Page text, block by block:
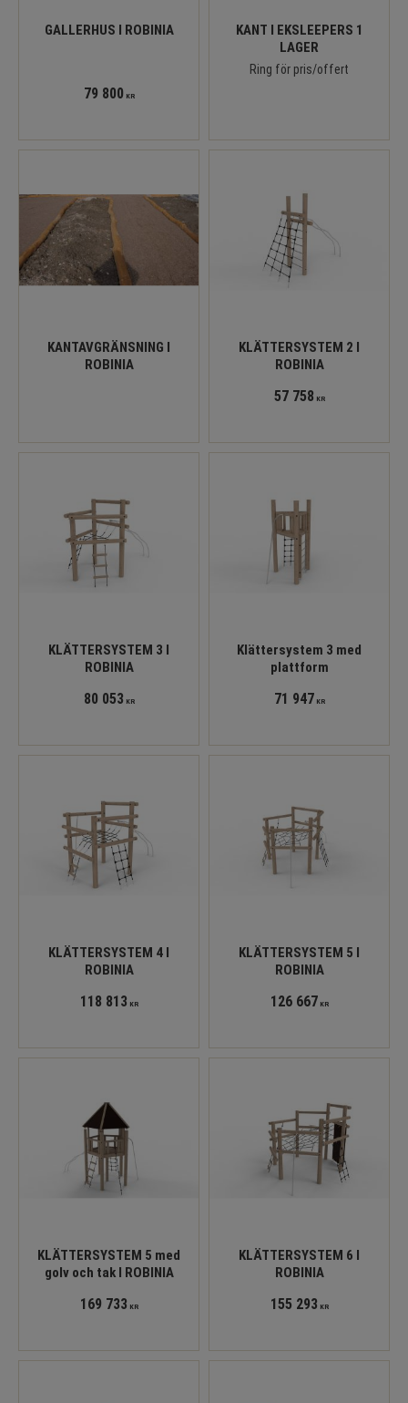
GALLERHUS I ROBINIA
79 800KR
KANT I EKSLEEPERS 1
LAGER
Ring för pris/offert
KANTAVGRÄNSNING I
ROBINIA
KLÄTTERSYSTEM 2 I
ROBINIA
57 758 KR
KLÄTTERSYSTEM 3 I
ROBINIA
80 053 KR
Klättersystem 3 med
plattform
71 947 KR
KLÄTTERSYSTEM 4 I
ROBINIA
118 813 KR
KLÄTTERSYSTEM 5 I
ROBINIA
126 667 KR
KLÄTTERSYSTEM 5 med
golv och tak I ROBINIA
169 733 KR
KLÄTTERSYSTEM 6 I
ROBINIA
155 293 KR